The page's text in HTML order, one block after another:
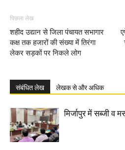
पिछला लेख
शहीद उद्यान से जिला पंचायत सभागार
कक्ष तक हजारों की संख्या में तिरंगा
लेकर सड़कों पर निकले लोग
संबंधित लेख लेखक से और अधिक
मिर्जापुर में सब्जी व